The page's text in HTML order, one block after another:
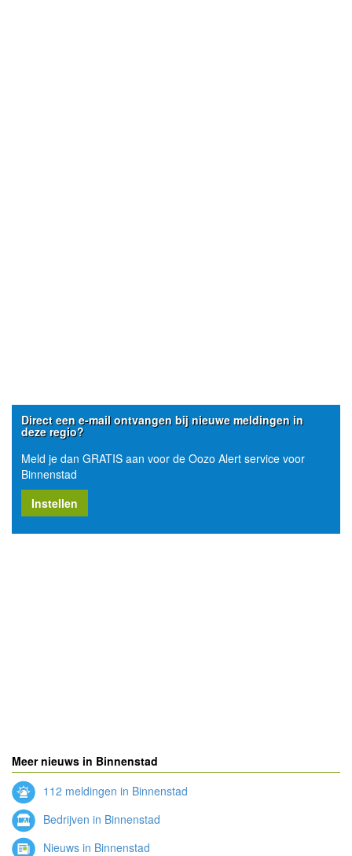
Direct een e-mail ontvangen bij nieuwe meldingen in
deze regio?
Meld je dan GRATIS aan voor de Oozo Alert service voor
Binnenstad
Instellen
Meer nieuws in Binnenstad
112 meldingen in Binnenstad
Bedrijven in Binnenstad
Nieuws in Binnenstad